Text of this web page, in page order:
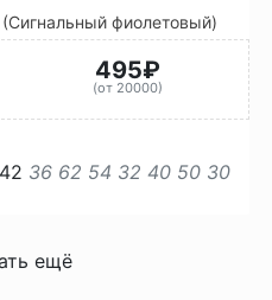
фиолетовый)
495₽
(от 20000)
42 36 62 54 32 40 50 30
ещё